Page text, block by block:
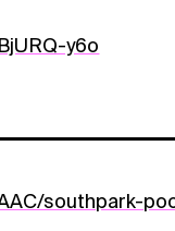
y6o
southpark-